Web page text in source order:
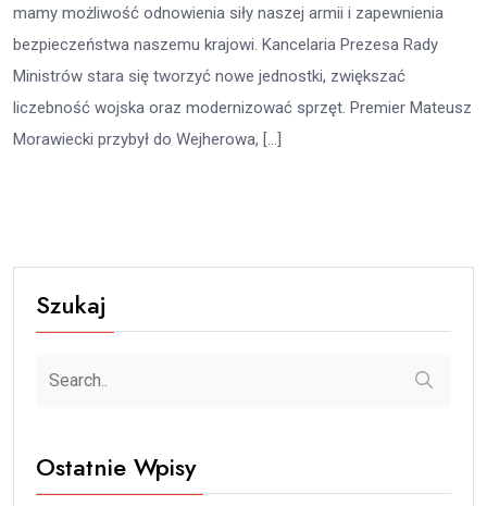
mamy możliwość odnowienia siły naszej armii i zapewnienia
bezpieczeństwa naszemu krajowi. Kancelaria Prezesa Rady
Ministrów stara się tworzyć nowe jednostki, zwiększać
liczebność wojska oraz modernizować sprzęt. Premier Mateusz
Morawiecki przybył do Wejherowa, […]
Szukaj
Ostatnie Wpisy